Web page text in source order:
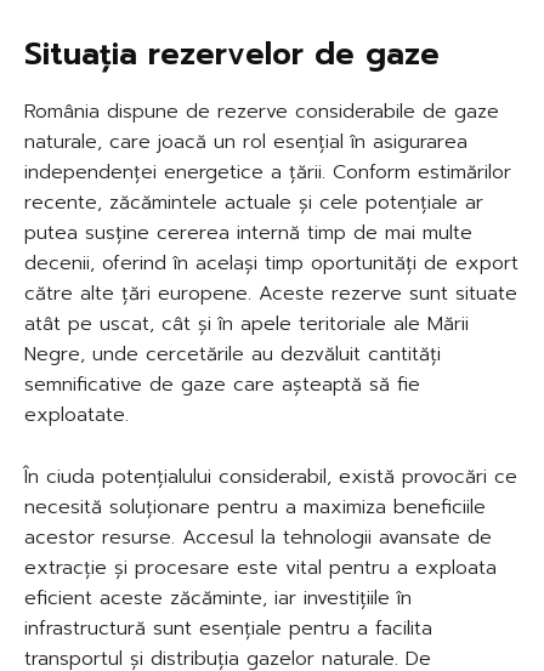
Situația rezervelor de gaze
România dispune de rezerve considerabile de gaze
naturale, care joacă un rol esențial în asigurarea
independenței energetice a țării. Conform estimărilor
recente, zăcămintele actuale și cele potențiale ar
putea susține cererea internă timp de mai multe
decenii, oferind în același timp oportunități de export
către alte țări europene. Aceste rezerve sunt situate
atât pe uscat, cât și în apele teritoriale ale Mării
Negre, unde cercetările au dezvăluit cantități
semnificative de gaze care așteaptă să fie
exploatate.
În ciuda potențialului considerabil, există provocări ce
necesită soluționare pentru a maximiza beneficiile
acestor resurse. Accesul la tehnologii avansate de
extracție și procesare este vital pentru a exploata
eficient aceste zăcăminte, iar investițiile în
infrastructură sunt esențiale pentru a facilita
transportul și distribuția gazelor naturale. De